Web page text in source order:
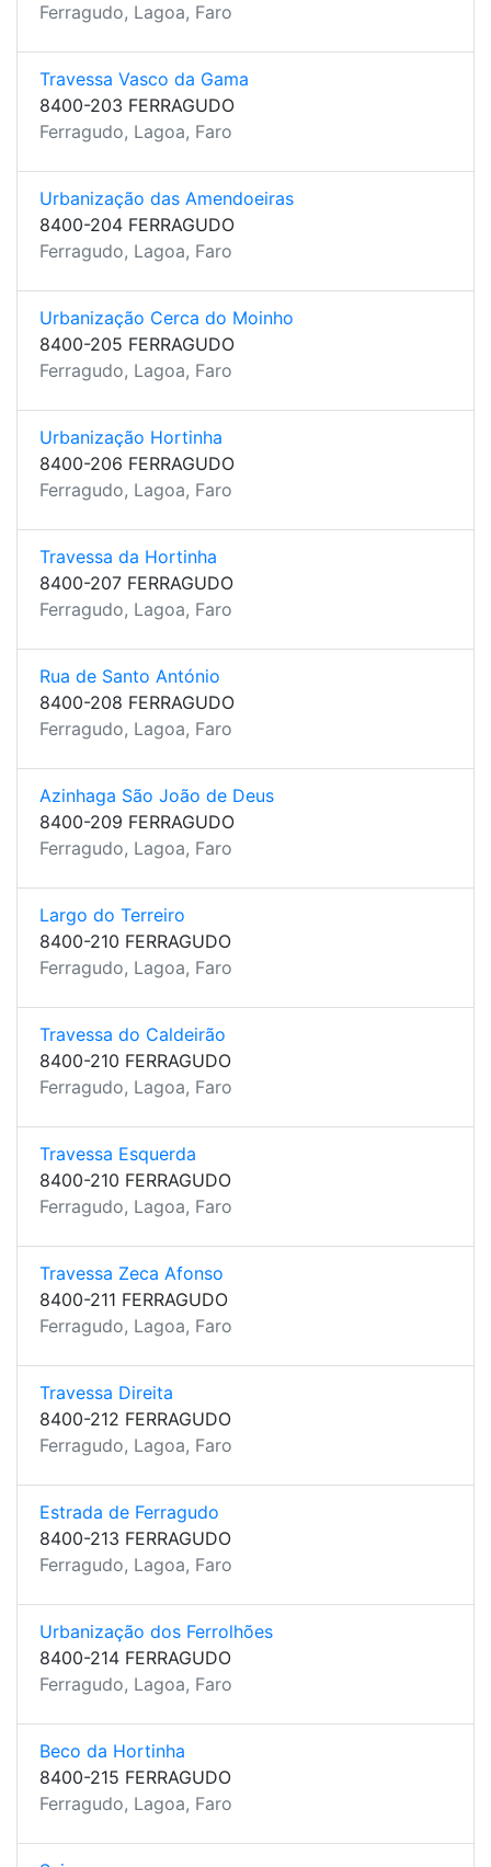
Ferragudo, Lagoa, Faro
Travessa Vasco da Gama
8400-203 FERRAGUDO
Ferragudo, Lagoa, Faro
Urbanização das Amendoeiras
8400-204 FERRAGUDO
Ferragudo, Lagoa, Faro
Urbanização Cerca do Moinho
8400-205 FERRAGUDO
Ferragudo, Lagoa, Faro
Urbanização Hortinha
8400-206 FERRAGUDO
Ferragudo, Lagoa, Faro
Travessa da Hortinha
8400-207 FERRAGUDO
Ferragudo, Lagoa, Faro
Rua de Santo António
8400-208 FERRAGUDO
Ferragudo, Lagoa, Faro
Azinhaga São João de Deus
8400-209 FERRAGUDO
Ferragudo, Lagoa, Faro
Largo do Terreiro
8400-210 FERRAGUDO
Ferragudo, Lagoa, Faro
Travessa do Caldeirão
8400-210 FERRAGUDO
Ferragudo, Lagoa, Faro
Travessa Esquerda
8400-210 FERRAGUDO
Ferragudo, Lagoa, Faro
Travessa Zeca Afonso
8400-211 FERRAGUDO
Ferragudo, Lagoa, Faro
Travessa Direita
8400-212 FERRAGUDO
Ferragudo, Lagoa, Faro
Estrada de Ferragudo
8400-213 FERRAGUDO
Ferragudo, Lagoa, Faro
Urbanização dos Ferrolhões
8400-214 FERRAGUDO
Ferragudo, Lagoa, Faro
Beco da Hortinha
8400-215 FERRAGUDO
Ferragudo, Lagoa, Faro